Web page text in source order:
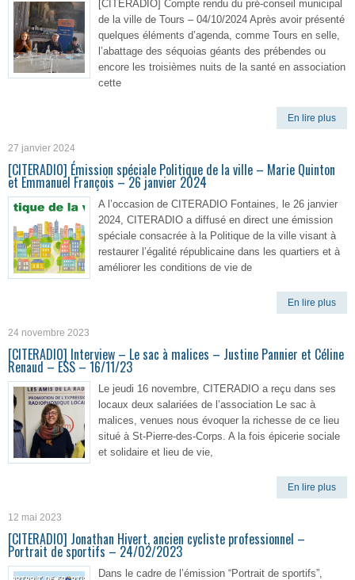
[CITERADIO] Compte rendu du pré-conseil municipal
de la ville de Tours – 04/10/2024 Après avoir présenté
quelques éléments d’agenda, comme Tours en selle,
l’abattage des séquoias géants des prébendes ou
encore les troisièmes nuits de la santé en association
cette
En lire plus
27 janvier 2024
[CITERADIO] Émission spéciale Politique de la ville – Marie Quinton
et Emmanuel François – 26 janvier 2024
A l’occasion de CITERADIO Fontaines, le 26 janvier
2024, CITERADIO a diffusé en direct une émission
spéciale consacrée à la Politique de la ville visant à
restaurer l’égalité républicaine dans les quartiers et à
améliorer les conditions de vie de
En lire plus
24 novembre 2023
[CITERADIO] Interview – Le sac à malices – Justine Pannier et Céline
Renaud – ESS – 16/11/23
Le jeudi 16 novembre, CITERADIO a reçu dans ses
locaux deux salariées de l’association Le sac à
malices, venues nous évoquer la richesse de ce lieu
situé à St-Pierre-des-Corps. A la fois épicerie sociale
et solidaire et lieu de vie,
En lire plus
12 mai 2023
[CITERADIO] Jonathan Hivert, ancien cycliste professionnel –
Portrait de sportifs – 24/02/2023
Dans le cadre de l’émission “Portrait de sportifs”,